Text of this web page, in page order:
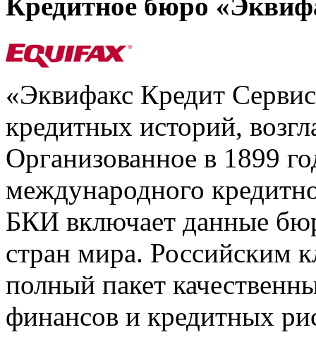
Кредитное бюро
«Эквифакс Кредит
кредитных историй,
Организованное в 1899
международного
БКИ включает данные
стран мира. Российским
полный пакет
финансов и кредитных